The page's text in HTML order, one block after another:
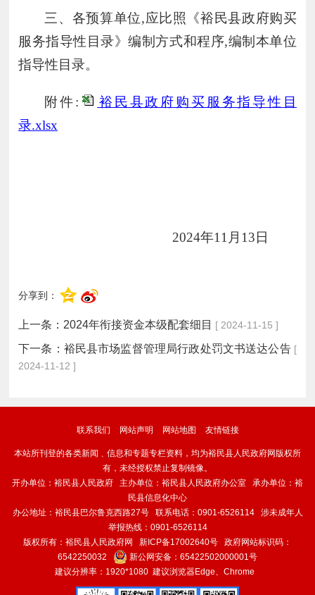
三、各预算单位,应比照《裕民县政府购买
服务指导性目录》编制方式和程序,编制本单位
指导性目录。
附件:
裕民县政府购买服务指导性目
录.xlsx
2024年11 月 13 日
分享到：
上一条： 2024年衔接资金本级配套细目 [ 2024-11-15 ]
下一条： 裕民县市场监督管理局行政处罚文书送达公告 [
2024-11-12 ]
联系我们 网站声明 网站地图 友情链接
本站所刊登的各类新闻﹑信息和专题专栏资料，均为裕民县人民政府网版权所
有，未经授权禁止复制镜像。
开办单位：裕民县人民政府 主办单位：裕民县人民政府办公室 承办单位：裕
民县信息化中心
办公地址：裕民县巴尔鲁克西路27号 联系电话：0901-6526114 涉未成年人
举报热线：0901-6526114
版权所有：裕民县人民政府网 新ICP备17002640号 政府网站标识码：
6542250032
新公网安备： 65422502000001号
建议分辨率：1920*1080 建议浏览器Edge、Chrome